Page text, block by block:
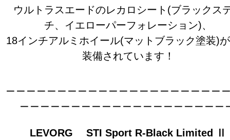
ウルトラスエードのレカロシート(ブラックス
チ、イエローパーフォレーション)、
18インチアルミホイール(マットブラック塗装)
装備されています！
LEVORG STI Sport R-Black Limited Ⅱ